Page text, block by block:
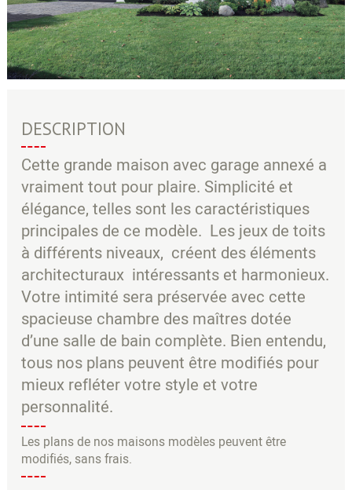
DESCRIPTION
Cette grande maison avec garage annexé a
vraiment tout pour plaire. Simplicité et
élégance, telles sont les caractéristiques
principales de ce modèle. Les jeux de toits
à différents niveaux, créent des éléments
architecturaux intéressants et harmonieux.
Votre intimité sera préservée avec cette
spacieuse chambre des maîtres dotée
d’une salle de bain complète. Bien entendu,
tous nos plans peuvent être modifiés pour
mieux refléter votre style et votre
personnalité.
Les plans de nos maisons modèles peuvent être
modifiés, sans frais.